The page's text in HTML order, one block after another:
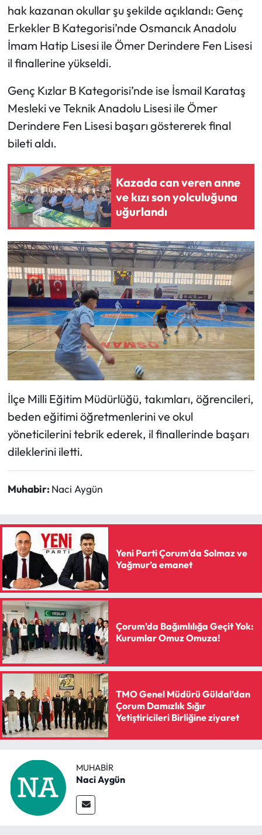
hak kazanan okullar şu şekilde açıklandı: Genç
Erkekler B Kategorisi’nde Osmancık Anadolu
İmam Hatip Lisesi ile Ömer Derindere Fen Lisesi
il finallerine yükseldi.
Genç Kızlar B Kategorisi’nde ise İsmail Karataş
Mesleki ve Teknik Anadolu Lisesi ile Ömer
Derindere Fen Lisesi başarı göstererek final
bileti aldı.
Kazada can veren anne
ve kızı son yolculuğuna
uğurlandı
İlçe Milli Eğitim Müdürlüğü, takımları, öğrencileri,
beden eğitimi öğretmenlerini ve okul
yöneticilerini tebrik ederek, il finallerinde başarı
dileklerini iletti.
Muhabir: Naci Aygün
Yeni Parti Çorum’da Solmaz ve
Yağmur’a emanet
Çorum’da Bağımlılığa Geçit Yok:
Kurumlar Omuz Omuza!
TMO Genel Müdürü Güldal’dan
Çorum Damızlık Sığır
Yetiştiricileri Birliğine ziyaret
MUHABIR
Naci Aygün
Laçin Haberleri
Magazin
Oğuzlar Haberleri
Osmancık Haberleri
Otomotiv
Resmi İlan
Resmi Reklam
Sağlık
Siyaset
Spor
Sungurlu Haberleri
Turizm
Uğurludağ Haberleri
Yayla Haber
Yemek Tarifleri
Yerel Haberler